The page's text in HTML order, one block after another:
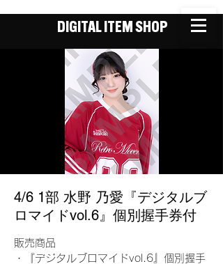
DIGITAL ITEM SHOP
4/6 1部 水野 乃愛『デジタルブ
ロマイドvol.6』個別握手券付
販売商品
・『デジタルブロマイドvol.6』個別握手